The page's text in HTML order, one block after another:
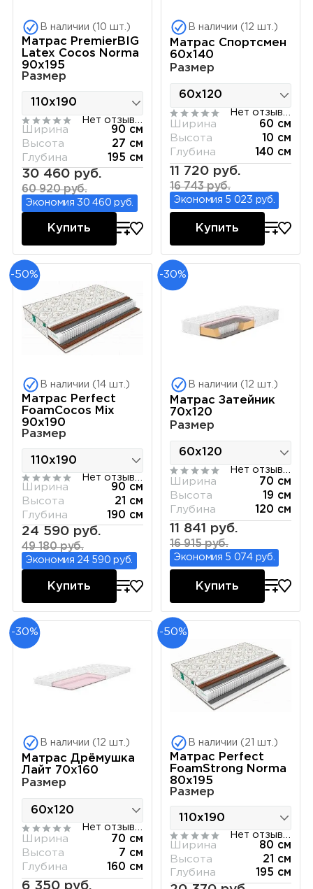
В наличии (10 шт.)
Матрас PremierBIG
Latex Cocos Norma
90х195
Размер
Ширина
90 см
Высота
27 см
Глубина
195 см
30 460 руб.
60 920 руб.
Экономия 30 460 руб.
Купить
В наличии (12 шт.)
Матрас Спортсмен
60х140
Размер
Ширина
60 см
Высота
10 см
Глубина
140 см
11 720 руб.
16 743 руб.
Экономия 5 023 руб.
Купить
-50%
В наличии (14 шт.)
Матрас Perfect
FoamCocos Mix
90х190
Размер
Ширина
90 см
Высота
21 см
Глубина
190 см
24 590 руб.
49 180 руб.
Экономия 24 590 руб.
Купить
-30%
В наличии (12 шт.)
Матрас Затейник
70х120
Размер
Ширина
70 см
Высота
19 см
Глубина
120 см
11 841 руб.
16 915 руб.
Экономия 5 074 руб.
Купить
-30%
В наличии (12 шт.)
Матрас Дрёмушка
Лайт 70х160
Размер
Ширина
70 см
Высота
7 см
Глубина
160 см
6 350 руб.
-50%
В наличии (21 шт.)
Матрас Perfect
FoamStrong Norma
80х195
Размер
Ширина
80 см
Высота
21 см
Глубина
195 см